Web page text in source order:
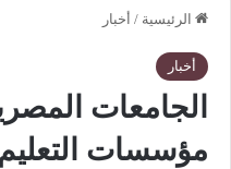
الرئيسية / أخبار
أخبار
الجامعات
مؤسسات